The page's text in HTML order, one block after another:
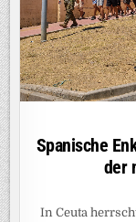
Spanische
der
In Ceuta